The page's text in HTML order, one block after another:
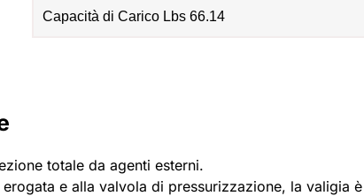
Capacità di Carico Lbs 66.14
totale da agenti esterni.
e alla valvola di pressurizzazione, la